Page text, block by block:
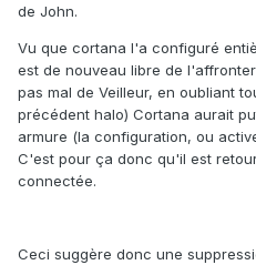
de John.
Vu que cortana l'a configuré
est de nouveau libre de
pas mal de Veilleur, en oubliant
précédent halo) Cortana aurait
armure (la configuration, ou
C'est pour ça donc qu'il est
connectée.
Ceci suggère donc une